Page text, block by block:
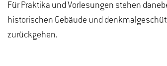
Für Praktika und Vorlesungen stehen
historischen Gebäude und
zurückgehen.